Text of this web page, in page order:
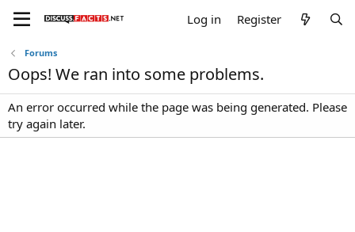
Log in Register
Forums
Oops! We ran into some problems.
An error occurred while the page was being generated. Please
try again later.